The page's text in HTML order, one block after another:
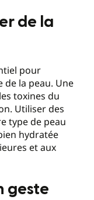
de la
pour
de la peau. Une
toxines du
Utiliser des
type de peau
hydratée
et aux
geste